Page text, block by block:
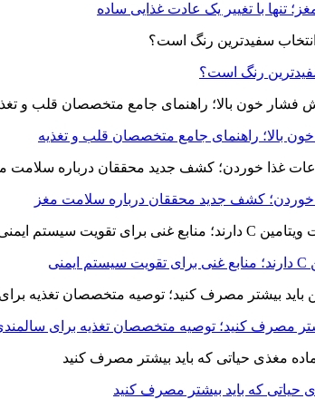
تنها با تغییر یک عادت غذایی ساده
رنگ است؟
بالا؛ راهنمای جامع متخصصان قلب و تغذیه
کشف جدید محققان درباره سلامت مغز
حیاتی که باید بیشتر مصرف کنید